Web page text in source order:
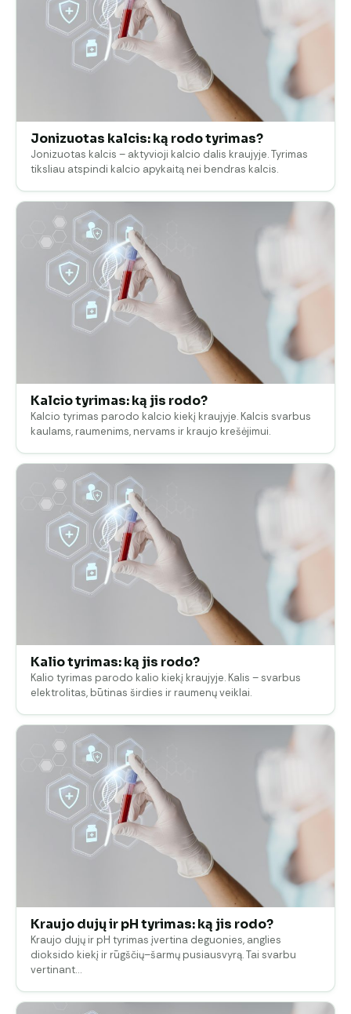
Jonizuotas kalcis: ką rodo tyrimas?
Jonizuotas kalcis – aktyvioji kalcio dalis kraujyje. Tyrimas
tiksliau atspindi kalcio apykaitą nei bendras kalcis.
Kalcio tyrimas: ką jis rodo?
Kalcio tyrimas parodo kalcio kiekį kraujyje. Kalcis svarbus
kaulams, raumenims, nervams ir kraujo krešėjimui.
Kalio tyrimas: ką jis rodo?
Kalio tyrimas parodo kalio kiekį kraujyje. Kalis – svarbus
elektrolitas, būtinas širdies ir raumenų veiklai.
Kraujo dujų ir pH tyrimas: ką jis rodo?
Kraujo dujų ir pH tyrimas įvertina deguonies, anglies
dioksido kiekį ir rūgščių–šarmų pusiausvyrą. Tai svarbu
vertinant…